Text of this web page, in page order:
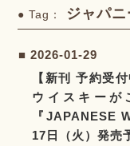
Tag： ジャパ
2026-01-29
【新刊 予約受
ウイスキーが
『JAPANESE
17日（火）発売